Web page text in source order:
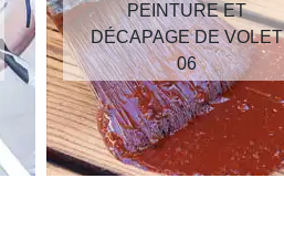
PEINTURE ET
DÉCAPAGE DE VOLET
06